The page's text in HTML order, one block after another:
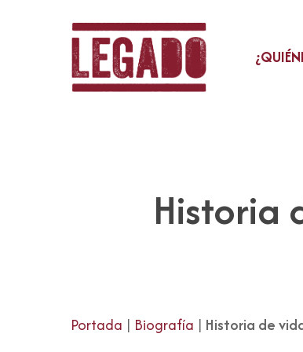
Historia
Portada | Biografía | Historia de